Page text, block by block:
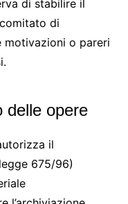
di stabilire il
di
motivazioni o pareri
delle opere
il
675/96)